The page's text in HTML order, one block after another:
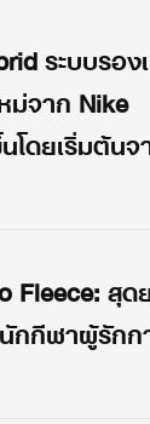
ระบบรอง
ม่จาก Nike
ดยเริ่มต้นจ
Fleece: สุด
นักกีฬาผู้รักก